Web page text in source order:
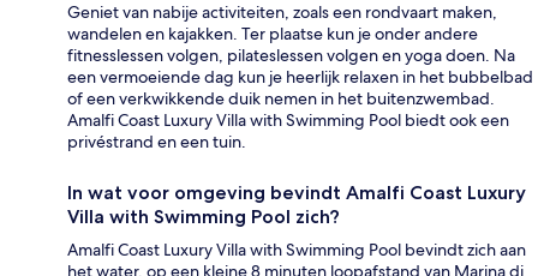
Geniet van nabije activiteiten, zoals een rondvaart maken,
wandelen en kajakken. Ter plaatse kun je onder andere
fitnesslessen volgen, pilateslessen volgen en yoga doen. Na
een vermoeiende dag kun je heerlijk relaxen in het bubbelbad
of een verkwikkende duik nemen in het buitenzwembad.
Amalfi Coast Luxury Villa with Swimming Pool biedt ook een
privéstrand en een tuin.
In wat voor omgeving bevindt Amalfi Coast Luxury
Villa with Swimming Pool zich?
Amalfi Coast Luxury Villa with Swimming Pool bevindt zich aan
het water, op een kleine 8 minuten loopafstand van Marina di